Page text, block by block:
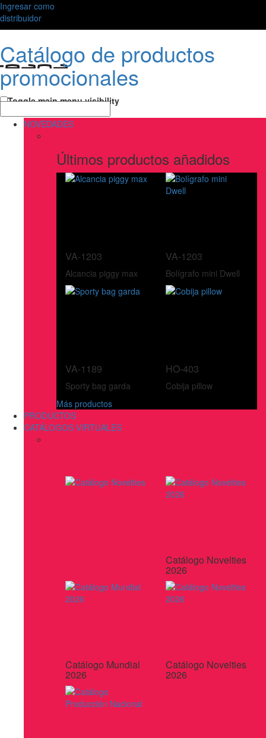
Ingresar como
distribuidor
Catálogo de productos
promocionales
Toggle main menu visibility
NOVEDADES
Últimos productos añadidos
VA-1203
Alcancia piggy max
VA-1203
Bolígrafo mini Dwell
VA-1189
Sporty bag garda
HO-403
Cobija pillow
Más productos
PRODUCTOS
CATÁLOGOS VIRTUALES
Catálogo Novelties
2026
Catálogo Mundial
2026
Catálogo Novelties
2026